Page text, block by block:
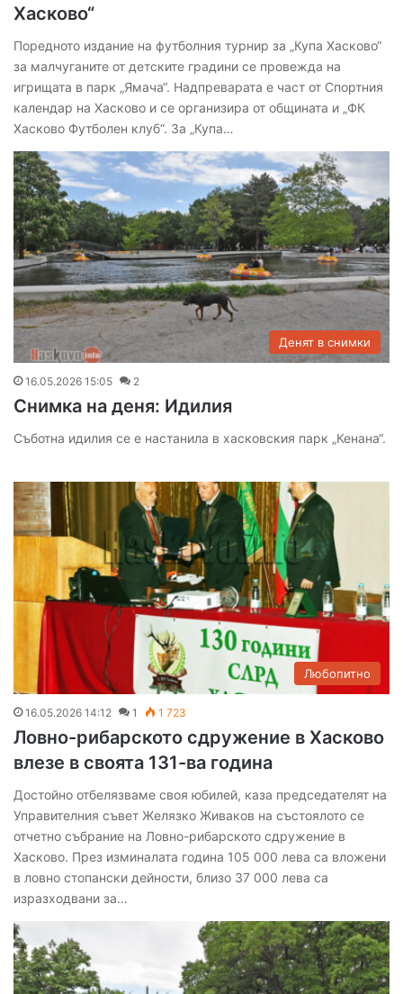
Хасково“
Поредното издание на футболния турнир за „Купа Хасково“
за малчуганите от детските градини се провежда на
игрищата в парк „Ямача“. Надпреварата е част от Спортния
календар на Хасково и се организира от общината и „ФК
Хасково Футболен клуб“. За „Купа…
Денят в снимки
16.05.2026 15:05 2
Снимка на деня: Идилия
Съботна идилия се е настанила в хасковския парк „Кенана“.
Любопитно
16.05.2026 14:12 1 1 723
Ловно-рибарското сдружение в Хасково
влезе в своята 131-ва година
Достойно отбелязваме своя юбилей, каза председателят на
Управителния съвет Желязко Живаков на състоялото се
отчетно събрание на Ловно-рибарското сдружение в
Хасково. През изминалата година 105 000 лева са вложени
в ловно стопански дейности, близо 37 000 лева са
изразходвани за…